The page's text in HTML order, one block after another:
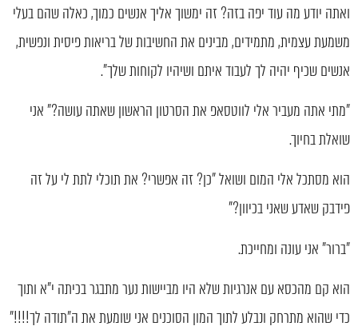
ואתה יודע מה עוד יפה בזה? זה ימשוך אליך אנשים כמוך, כאלה שהם בעלי
משמעת עצמית, מתמידים, מבינים את החשיבות של בריאות פיסית ונפשית,
אנשים שכיף יהיה לך לעבוד איתם ושיהיו לקוחות שלך".
"מתי אתה מעביר אלי לווטסאפ את הסרטון הראשון שאתה עושה?" אני
שואלת בחיוך.
הוא מסתכל אלי המום ושואל "כן? זה אפשרי? את תוכלי לתת לי על זה
פידבק שאדע שאני בכיוון?"
"ברור" אני עונה ומחייכת.
הוא קם מהכסא עם אנרגיות שלא היו מביישות נער מתבגר בכיתה י"א ותוך
כדי שהוא מתרחק ונבלע לתוך המון הסוכנים אני שומעת את ה"תודה לך!!!!"